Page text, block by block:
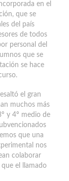
en el
que se
del país
de todos
personal del
que se
se hace
el gran
muchos más
y 4º medio de
que una
nos
colaborar
el llamado